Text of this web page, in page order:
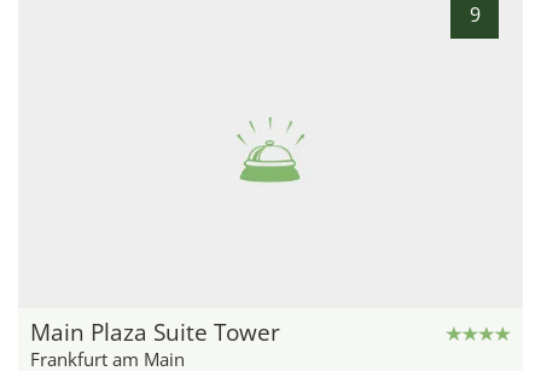
9
Main Plaza Suite Tower
Frankfurt am Main